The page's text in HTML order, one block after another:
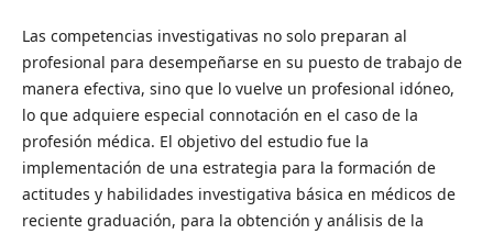
Las competencias investigativas no solo preparan al
profesional para desempeñarse en su puesto de trabajo de
manera efectiva, sino que lo vuelve un profesional idóneo,
lo que adquiere especial connotación en el caso de la
profesión médica. El objetivo del estudio fue la
implementación de una estrategia para la formación de
actitudes y habilidades investigativa básica en médicos de
reciente graduación, para la obtención y análisis de la